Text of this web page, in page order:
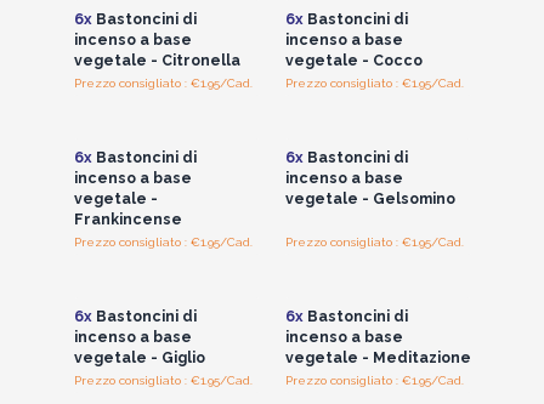
6xBastoncini di
incenso a base
vegetale - Citronella
Prezzo consigliato : €1.95/Cad.
6xBastoncini di
incenso a base
vegetale - Cocco
Prezzo consigliato : €1.95/Cad.
6xBastoncini di
incenso a base
vegetale -
Frankincense
Prezzo consigliato : €1.95/Cad.
6xBastoncini di
incenso a base
vegetale - Gelsomino
Prezzo consigliato : €1.95/Cad.
6xBastoncini di
incenso a base
vegetale - Giglio
Prezzo consigliato : €1.95/Cad.
6xBastoncini di
incenso a base
vegetale - Meditazione
Prezzo consigliato : €1.95/Cad.